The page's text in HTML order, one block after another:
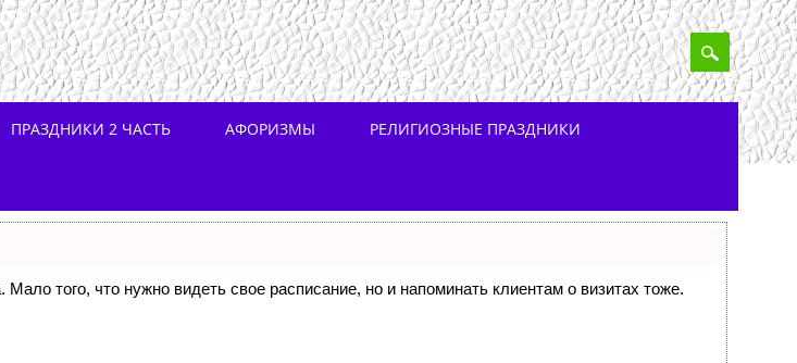
ПРАЗДНИКИ 2 ЧАСТЬ АФОРИЗМЫ РЕЛИГИОЗНЫЕ ПРАЗДНИКИ
того, что нужно видеть свое расписание, но и напоминать клиентам о визитах тоже.